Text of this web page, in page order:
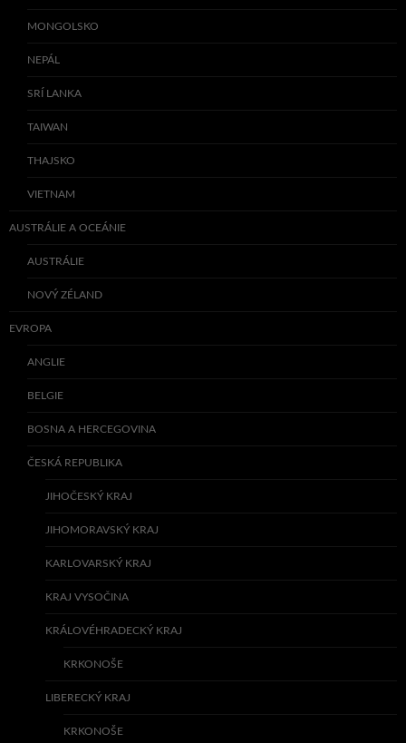
MONGOLSKO
NEPÁL
SRÍ LANKA
TAIWAN
THAJSKO
VIETNAM
AUSTRÁLIE A OCEÁNIE
AUSTRÁLIE
NOVÝ ZÉLAND
EVROPA
ANGLIE
BELGIE
BOSNA A HERCEGOVINA
ČESKÁ REPUBLIKA
JIHOČESKÝ KRAJ
JIHOMORAVSKÝ KRAJ
KARLOVARSKÝ KRAJ
KRAJ VYSOČINA
KRÁLOVÉHRADECKÝ KRAJ
KRKONOŠE
LIBERECKÝ KRAJ
KRKONOŠE